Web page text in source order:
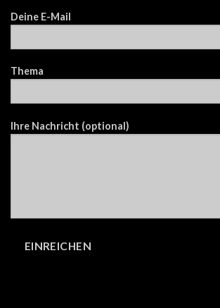
Deine E-Mail
Thema
Ihre Nachricht (optional)